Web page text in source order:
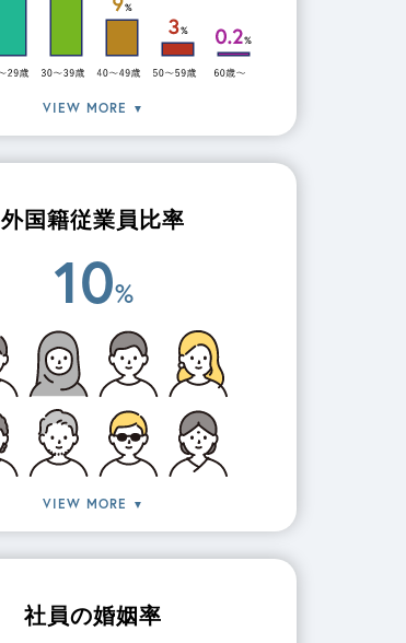
VIEW MORE ▼
外国籍従業員比率
10%
VIEW MORE ▼
社員の婚姻率